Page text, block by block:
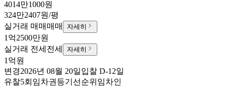
4014만1000원
324만2407원/평
실거래 매매 매매 자세히
1억2500만원
실거래 전세 전세 자세히
1억원
변경2026년 08월 20일입찰 D-12일
유찰5회 임차권등기 선순위임차인